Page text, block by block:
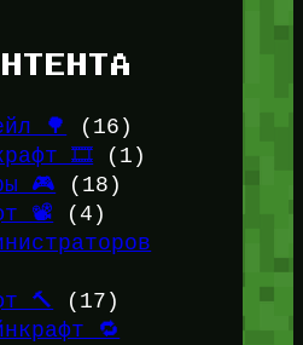
🌳
(16)
🎞️ (1)
🎮 (18)
📽️ (4)
🔨
(17)
🔁